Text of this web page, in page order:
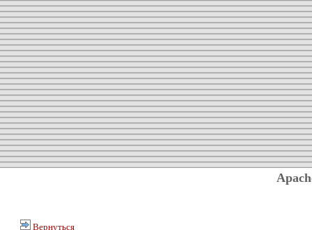
Вернуться